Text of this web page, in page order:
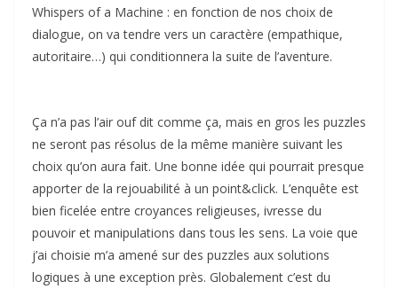
Whispers of a Machine : en fonction de nos choix de
dialogue, on va tendre vers un caractère (empathique,
autoritaire…) qui conditionnera la suite de l’aventure.
Ça n’a pas l’air ouf dit comme ça, mais en gros les puzzles
ne seront pas résolus de la même manière suivant les
choix qu’on aura fait. Une bonne idée qui pourrait presque
apporter de la rejouabilité à un point&click. L’enquête est
bien ficelée entre croyances religieuses, ivresse du
pouvoir et manipulations dans tous les sens. La voie que
j’ai choisie m’a amené sur des puzzles aux solutions
logiques à une exception près. Globalement c’est du